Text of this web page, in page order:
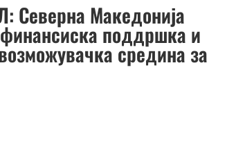
Северна Македонија
поддршка и
средина за